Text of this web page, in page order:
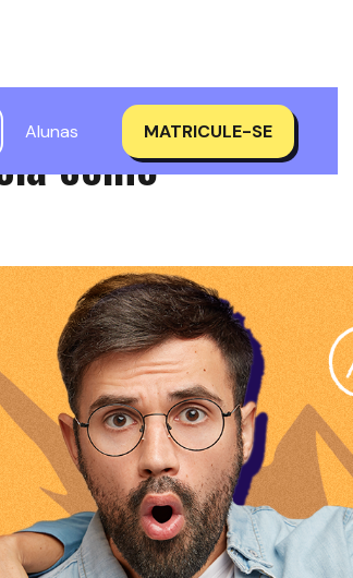
Alunas MATRICULE-SE
como